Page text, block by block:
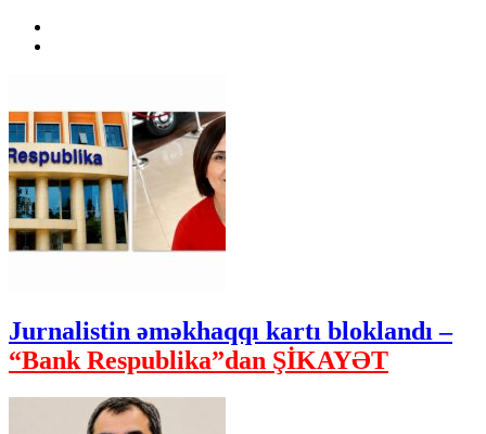
Jurnalistin əməkhaqqı kartı bloklandı –
“Bank Respublika”dan ŞİKAYƏT